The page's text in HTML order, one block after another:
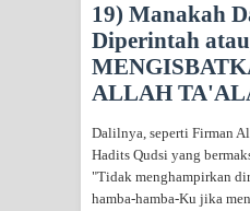
19) Manakah
Diperintah
ALLAH
Dalilnya, seperti Firman
Hadits Qudsi yang
"Tidak menghampirkan
hamba-hamba-Ku jika